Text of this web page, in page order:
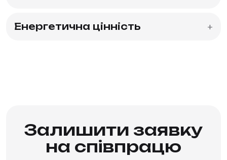
Енергетична цінність +
Залишити заявку
на співпрацю